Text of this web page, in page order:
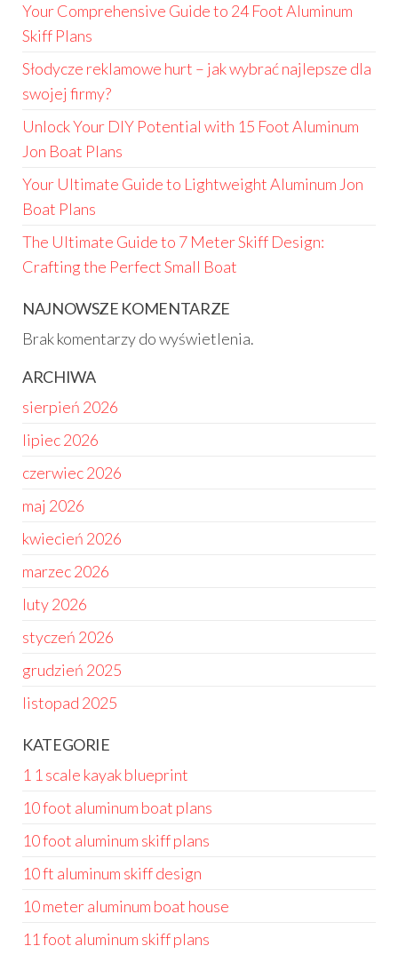
Your Comprehensive Guide to 24 Foot Aluminum
Skiff Plans
Słodycze reklamowe hurt – jak wybrać najlepsze dla
swojej firmy?
Unlock Your DIY Potential with 15 Foot Aluminum
Jon Boat Plans
Your Ultimate Guide to Lightweight Aluminum Jon
Boat Plans
The Ultimate Guide to 7 Meter Skiff Design:
Crafting the Perfect Small Boat
NAJNOWSZE KOMENTARZE
Brak komentarzy do wyświetlenia.
ARCHIWA
sierpień 2026
lipiec 2026
czerwiec 2026
maj 2026
kwiecień 2026
marzec 2026
luty 2026
styczeń 2026
grudzień 2025
listopad 2025
KATEGORIE
1 1 scale kayak blueprint
10 foot aluminum boat plans
10 foot aluminum skiff plans
10 ft aluminum skiff design
10 meter aluminum boat house
11 foot aluminum skiff plans